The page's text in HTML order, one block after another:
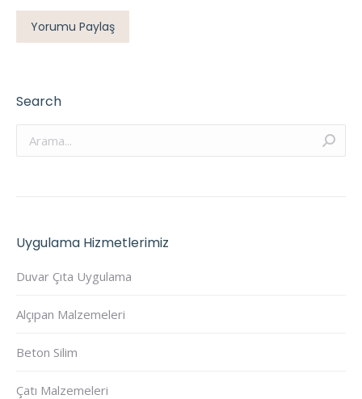
Yorumu Paylaş
Search
Arama:
Uygulama Hizmetlerimiz
Duvar Çıta Uygulama
Alçıpan Malzemeleri
Beton Silim
Çatı Malzemeleri